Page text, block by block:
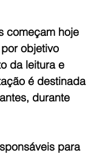
começam hoje
objetivo
da leitura e
é destinada
durante
para